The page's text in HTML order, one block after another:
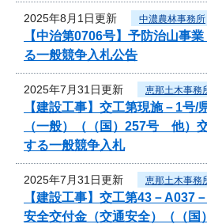
2025年8月1日更新 中濃農林事務所
【中治第0706号】予防治山
る一般競争入札公告
2025年7月31日更新 恵那土木事務
【建設工事】交工第現施－1
（一般）（（国）257号 他）
する一般競争入札
2025年7月31日更新 恵那土木事務
【建設工事】交工第43－A037
安全交付金（交通安全）（（